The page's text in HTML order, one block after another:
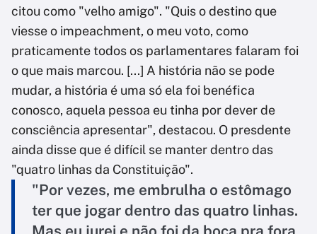
citou como "velho amigo". "Quis o destino que
viesse o impeachment, o meu voto, como
praticamente todos os parlamentares falaram foi
o que mais marcou. [...] A história não se pode
mudar, a história é uma só ela foi benéfica
conosco, aquela pessoa eu tinha por dever de
consciência apresentar", destacou. O presdente
ainda disse que é difícil se manter dentro das
"quatro linhas da Constituição".
"Por vezes, me embrulha o estômago
ter que jogar dentro das quatro linhas.